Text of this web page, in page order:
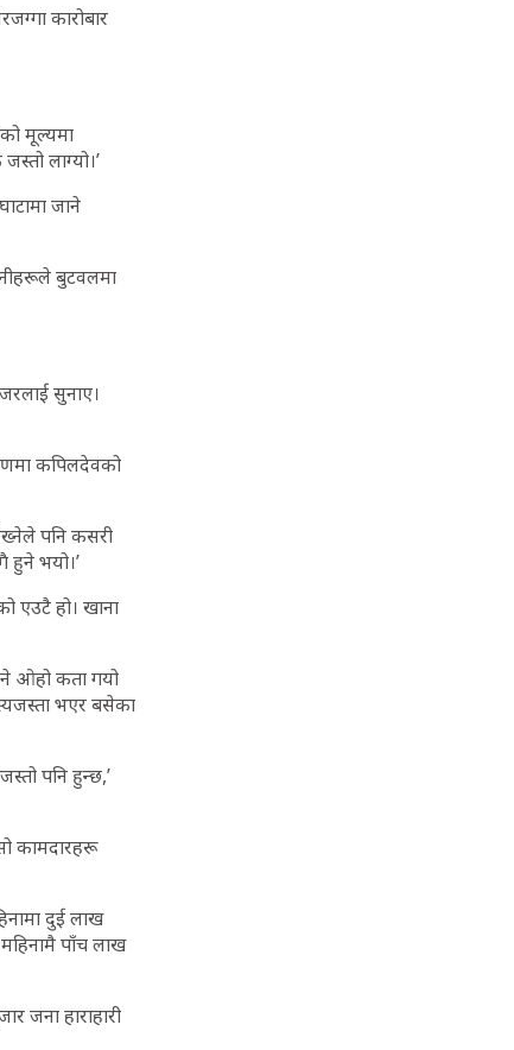
कारोबार
मूल्यमा
लाग्यो।’
जाने
बुटवलमा
सुनाए।
कपिलदेवको
पनि कसरी
भयो।’
एउटै हो। खाना
ओहो कता गयो
भएर बसेका
पनि हुन्छ,’
कामदारहरू
दुई लाख
पाँच लाख
जना हाराहारी